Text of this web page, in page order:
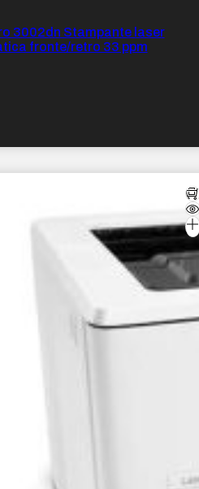
3002dn Stampante laser
fronte/retro 33 ppm